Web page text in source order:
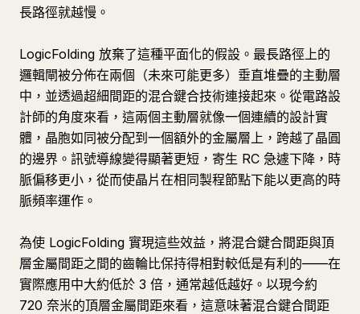
長路徑就越慢。
LogicFolding 放棄了這種平面化的假設。最長路徑上的
邏輯閘被分佈在兩個（未來可能更多）垂直堆疊的主動層
中，並透過超細間距的混合鍵合技術連接起來。從電路設
計師的角度來看，這兩個主動層就像一個連續的設計實
體，晶胞如同被分配到一個額外的金屬層上，跨越了晶圓
的邊界。訊號導線變得顯著更短，寄生 RC 急遽下降，時
脈偏移更小，從而使晶片在相同製程節點下能以更高的時
脈頻率運作。
為使 LogicFolding 實現這些效益，將混合鍵合間距與頂
層金屬間距之間的齒輪比保持得相對較低是有利的——在
實際應用中大約低於 3 倍，通常越低越好。以現今約
720 奈米的頂層金屬間距來看，這意味著混合鍵合間距